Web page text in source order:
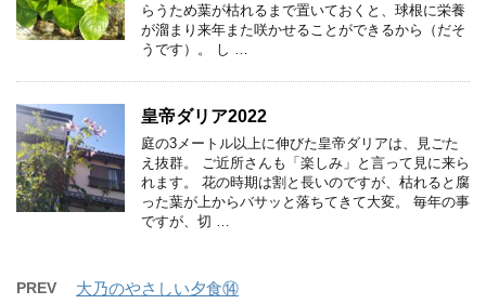
らうため葉が枯れるまで置いておくと、球根に栄養
が溜まり来年また咲かせることができるから（だそ
うです）。 し …
皇帝ダリア2022
庭の3メートル以上に伸びた皇帝ダリアは、見ごた
え抜群。 ご近所さんも「楽しみ」と言って見に来ら
れます。 花の時期は割と長いのですが、枯れると腐
った葉が上からバサッと落ちてきて大変。 毎年の事
ですが、切 …
PREV 大乃のやさしい夕食⑭